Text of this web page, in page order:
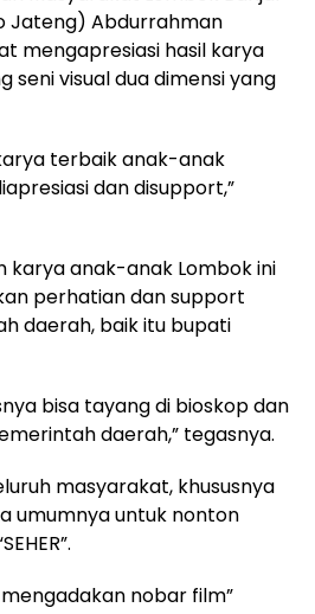
Jateng) Abdurrahman
mengapresiasi hasil karya
seni visual dua dimensi yang
terbaik anak-anak
dan disupport,”
karya anak-anak Lombok ini
perhatian dan support
daerah, baik itu bupati
bisa tayang di bioskop dan
daerah,” tegasnya.
masyarakat, khususnya
umumnya untuk nonton
nobar film”